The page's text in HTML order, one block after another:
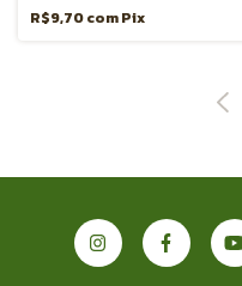
R$9,70comPix